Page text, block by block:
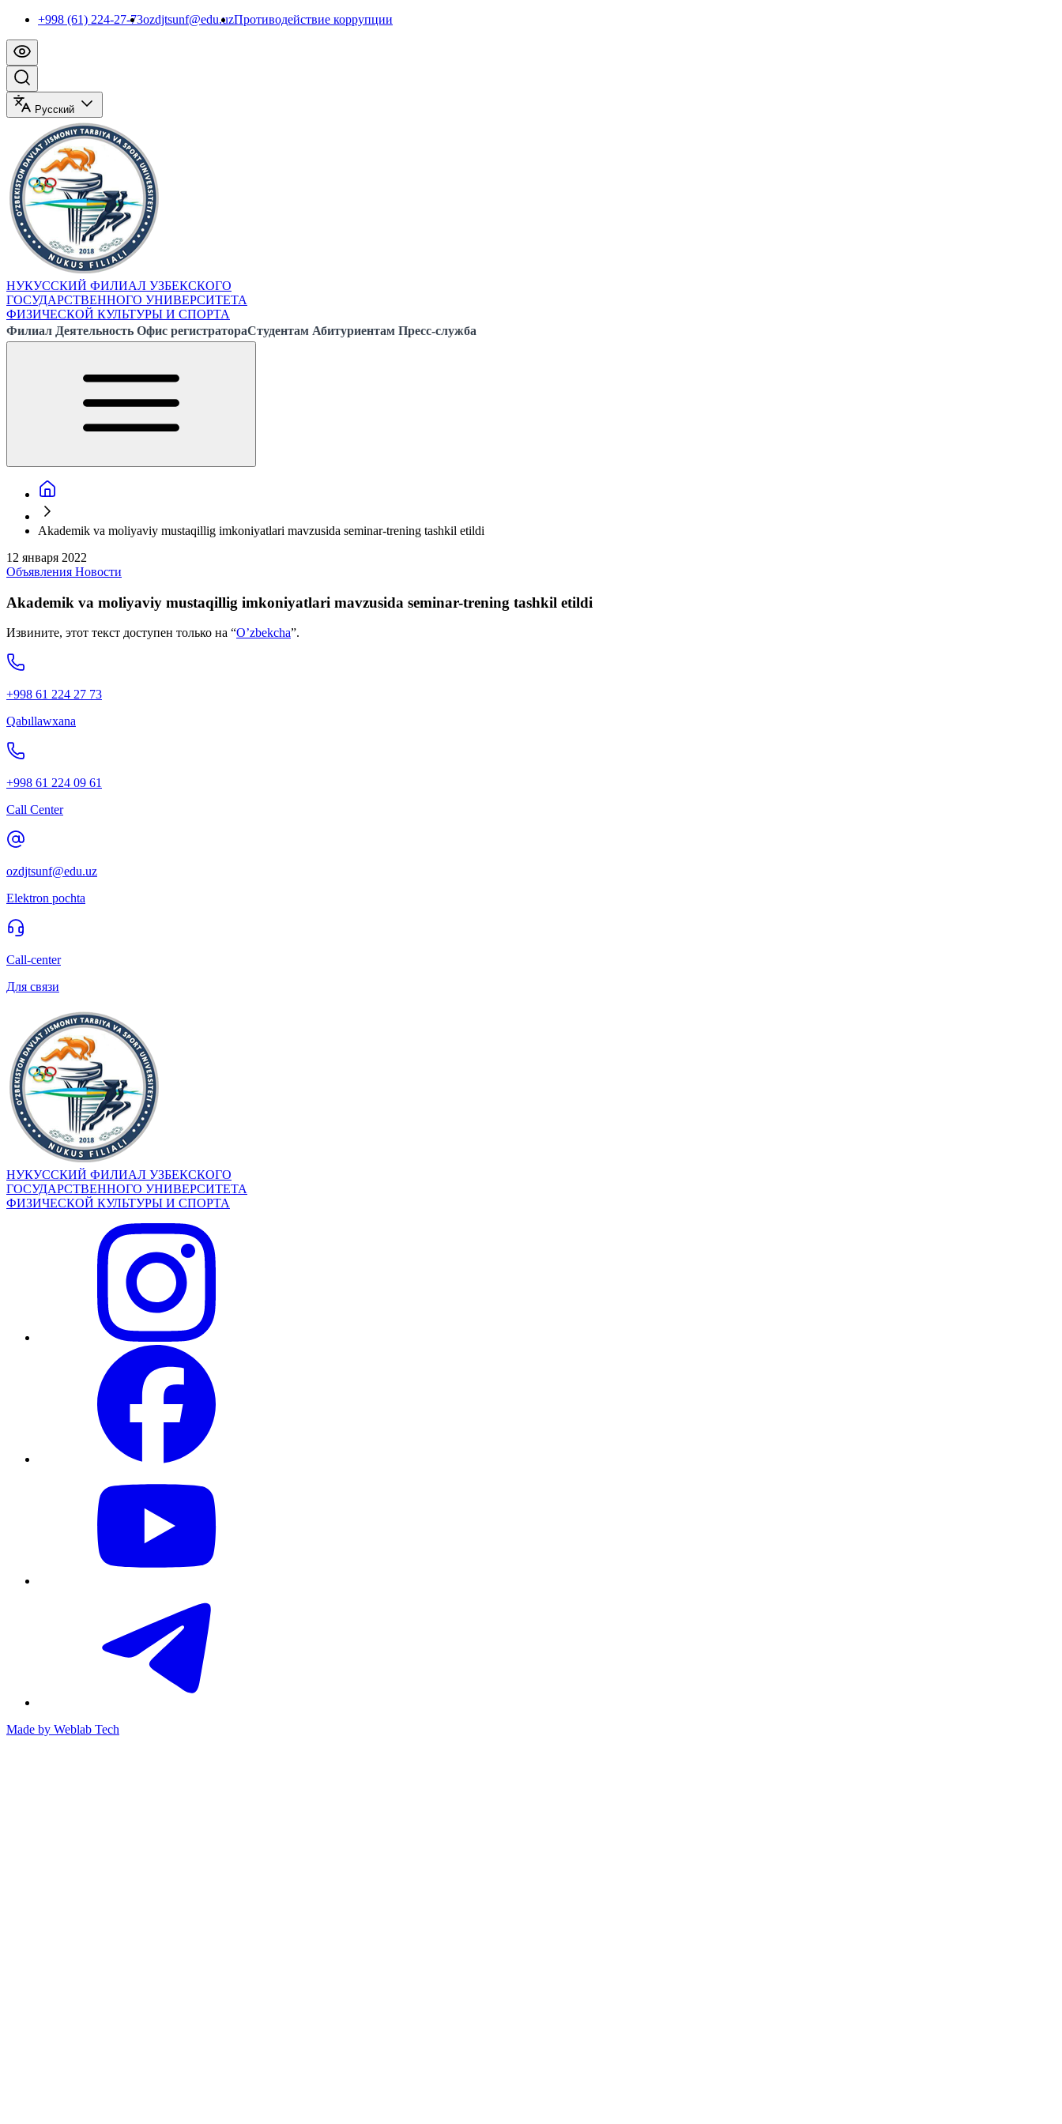
+998 (61) 224-27-73ozdjtsunf@edu.uzПротиводействие коррупции
Русский
НУКУССКИЙ ФИЛИАЛ УЗБЕКСКОГО
ГОСУДАРСТВЕННОГО УНИВЕРСИТЕТА
ФИЗИЧЕСКОЙ КУЛЬТУРЫ И СПОРТА
Филиал Деятельность Офис регистратораСтудентам Абитуриентам Пресс-служба
Akademik va moliyaviy mustaqillig imkoniyatlari mavzusida seminar-trening tashkil etildi
12 января 2022
Объявления Новости
Akademik va moliyaviy mustaqillig imkoniyatlari mavzusida seminar-trening tashkil etildi
Извините, этот текст доступен только на “O’zbekcha”.
+998 61 224 27 73
Qabıllawxana
+998 61 224 09 61
Call Center
ozdjtsunf@edu.uz
Elektron pochta
Call-center
Для связи
НУКУССКИЙ ФИЛИАЛ УЗБЕКСКОГО
ГОСУДАРСТВЕННОГО УНИВЕРСИТЕТА
ФИЗИЧЕСКОЙ КУЛЬТУРЫ И СПОРТА
Made by Weblab Tech